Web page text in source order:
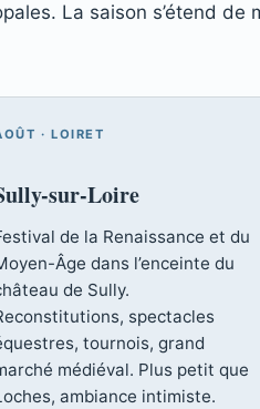
La saison s’étend de
· LOIRET
sur-Loire
de la Renaissance et du
Âge dans l’enceinte du
de Sully.
spectacles
tournois, grand
médiéval. Plus petit que
ambiance intimiste.